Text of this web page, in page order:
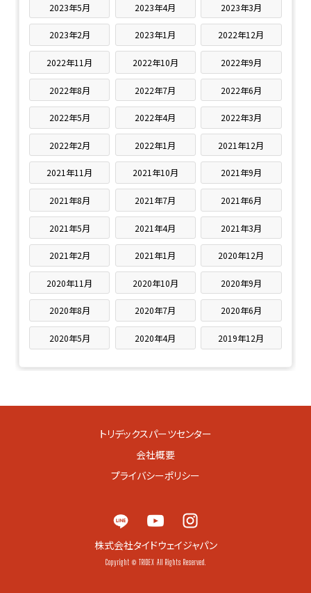
2023年5月 2023年4月 2023年3月
2023年2月 2023年1月 2022年12月
2022年11月 2022年10月 2022年9月
2022年8月 2022年7月 2022年6月
2022年5月 2022年4月 2022年3月
2022年2月 2022年1月 2021年12月
2021年11月 2021年10月 2021年9月
2021年8月 2021年7月 2021年6月
2021年5月 2021年4月 2021年3月
2021年2月 2021年1月 2020年12月
2020年11月 2020年10月 2020年9月
2020年8月 2020年7月 2020年6月
2020年5月 2020年4月 2019年12月
トリデックスパーツセンター
会社概要
プライバシーポリシー
株式会社タイドウェイジャパン
Copyright © TRIDEX All Rights Reserved.